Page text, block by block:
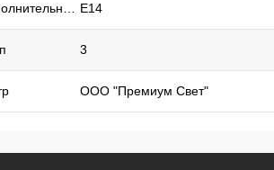
E14
3
ООО "Премиум Свет"